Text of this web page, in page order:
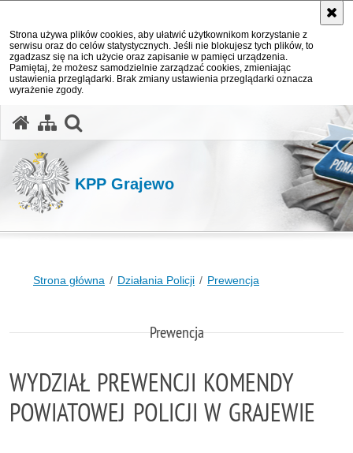
Strona używa plików cookies, aby ułatwić użytkownikom korzystanie z
serwisu oraz do celów statystycznych. Jeśli nie blokujesz tych plików, to
zgadzasz się na ich użycie oraz zapisanie w pamięci urządzenia.
Pamiętaj, że możesz samodzielnie zarządzać cookies, zmieniając
ustawienia przeglądarki. Brak zmiany ustawienia przeglądarki oznacza
wyrażenie zgody.
KPP Grajewo
Strona główna Działania Policji Prewencja
Prewencja
WYDZIAŁ PREWENCJI KOMENDY
POWIATOWEJ POLICJI W GRAJEWIE